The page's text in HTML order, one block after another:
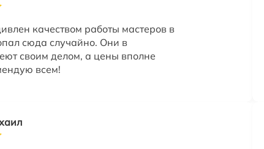
качеством работы мастеров в
сюда случайно. Они в
своим делом, а цены вполне
всем!